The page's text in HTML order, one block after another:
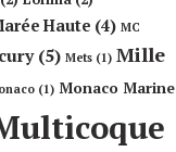
Haute (4) MC
(5) Mets (1) Mille
(1) Monaco Marine